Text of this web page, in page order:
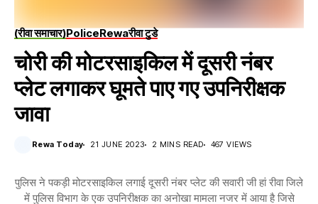
(रीवा समाचार)PoliceRewaरीवा टुडे
चोरी की मोटरसाइकिल में दूसरी नंबर
प्लेट लगाकर घूमते पाए गए उपनिरीक्षक
जावा
Rewa Today 21 JUNE 2023 2 MINS READ 467 VIEWS
पुलिस ने पकड़ी मोटरसाइकिल लगाई दूसरी नंबर प्लेट की सवारी जी हां रीवा जिले
में पुलिस विभाग के एक उपनिरीक्षक का अनोखा मामला नजर में आया है जिसे